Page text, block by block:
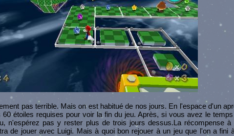
pas terrible. Mais on est habitué de nos jours. En l'espace d'un
étoiles requises pour voir la fin du jeu. Après, si vous avez le
n'espérez pas y rester plus de trois jours dessus.La récompense
de jouer avec Luigi. Mais à quoi bon rejouer à un jeu que l'on a fini